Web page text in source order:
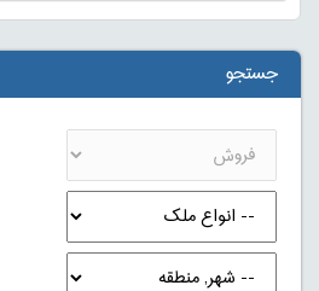
جستجو